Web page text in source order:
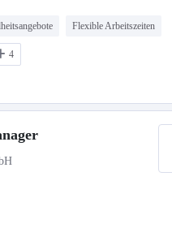
Flexible Arbeitszeiten
4